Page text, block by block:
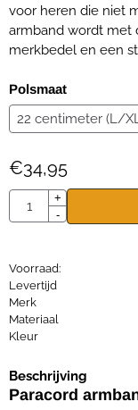
voor heren die niet
armband wordt met
merkbedel en een
Polsmaat
€34,95
Aantal
+
-
Voorraad:
Levertijd
Merk
Materiaal
Kleur
Beschrijving
Paracord